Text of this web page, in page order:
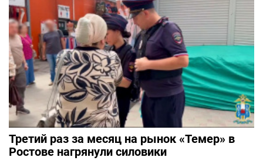
Третий раз за месяц на рынок «Темер» в
Ростове нагрянули силовики